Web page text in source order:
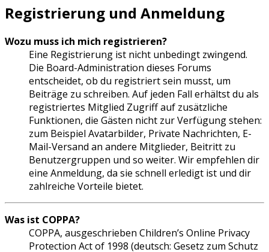
Registrierung und Anmeldung
Wozu muss ich mich registrieren?
Eine Registrierung ist nicht unbedingt zwingend.
Die Board-Administration dieses Forums
entscheidet, ob du registriert sein musst, um
Beiträge zu schreiben. Auf jeden Fall erhältst du als
registriertes Mitglied Zugriff auf zusätzliche
Funktionen, die Gästen nicht zur Verfügung stehen:
zum Beispiel Avatarbilder, Private Nachrichten, E-
Mail-Versand an andere Mitglieder, Beitritt zu
Benutzergruppen und so weiter. Wir empfehlen dir
eine Anmeldung, da sie schnell erledigt ist und dir
zahlreiche Vorteile bietet.
Was ist COPPA?
COPPA, ausgeschrieben Children’s Online Privacy
Protection Act of 1998 (deutsch: Gesetz zum Schutz